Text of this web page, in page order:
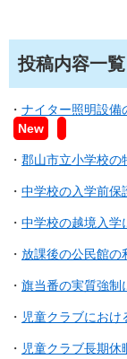
投稿内容一覧
・ ナイター照明設備
New​​
・ 郡山市立小学校の
・ 中学校の入学前保
・ 中学校の越境入学
・ 放課後の公民館の
・ 旗当番の実質強制
・ 児童クラブにおけ
・ 児童クラブ長期休